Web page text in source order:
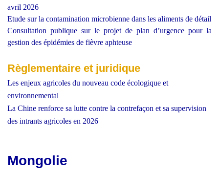
avril 2026
Etude sur la contamination microbienne dans les aliments de détail
Consultation publique sur le projet de plan d’urgence pour la
gestion des épidémies de fièvre aphteuse
Règlementaire et juridique
Les enjeux agricoles du nouveau code écologique et
environnemental
La Chine renforce sa lutte contre la contrefaçon et sa supervision
des intrants agricoles en 2026
Mongolie